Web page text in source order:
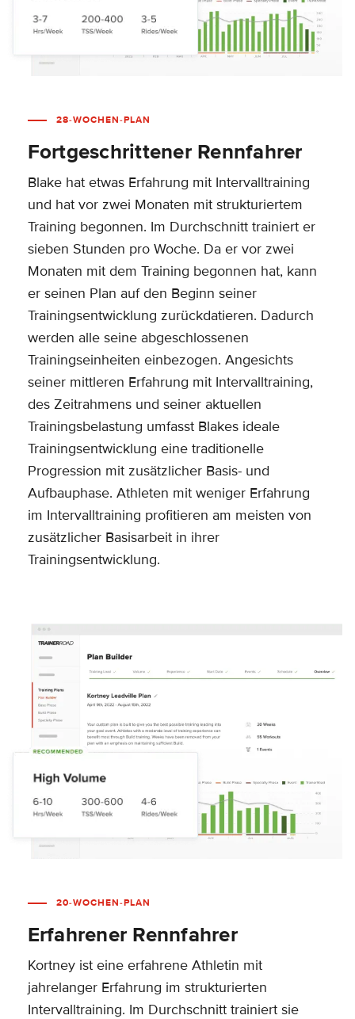
28-WOCHEN-PLAN
Fortgeschrittener Rennfahrer
Blake hat etwas Erfahrung mit Intervalltraining
und hat vor zwei Monaten mit strukturiertem
Training begonnen. Im Durchschnitt trainiert er
sieben Stunden pro Woche. Da er vor zwei
Monaten mit dem Training begonnen hat, kann
er seinen Plan auf den Beginn seiner
Trainingsentwicklung zurückdatieren. Dadurch
werden alle seine abgeschlossenen
Trainingseinheiten einbezogen. Angesichts
seiner mittleren Erfahrung mit Intervalltraining,
des Zeitrahmens und seiner aktuellen
Trainingsbelastung umfasst Blakes ideale
Trainingsentwicklung eine traditionelle
Progression mit zusätzlicher Basis- und
Aufbauphase. Athleten mit weniger Erfahrung
im Intervalltraining profitieren am meisten von
zusätzlicher Basisarbeit in ihrer
Trainingsentwicklung.
20-WOCHEN-PLAN
Erfahrener Rennfahrer
Kortney ist eine erfahrene Athletin mit
jahrelanger Erfahrung im strukturierten
Intervalltraining. Im Durchschnitt trainiert sie